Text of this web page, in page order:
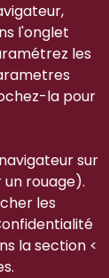
l'onglet
les
la pour
sur
rouage).
les
la section <